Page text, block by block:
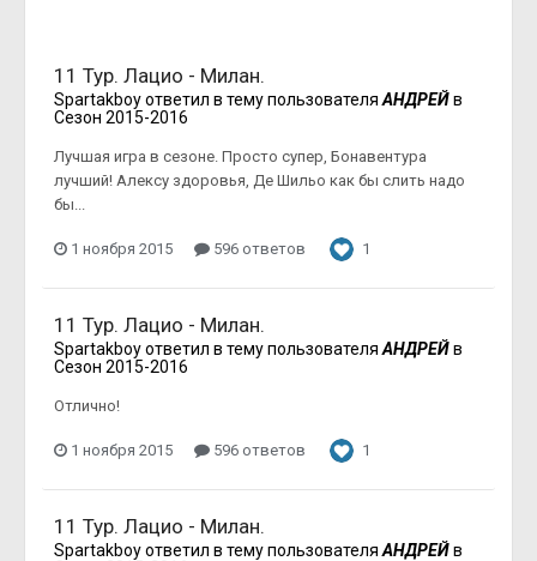
11 Тур. Лацио - Милан.
Spartakboyответил в тему пользователя АНДРЕЙв
Сезон 2015-2016
Лучшая игра в сезоне. Просто супер, Бонавентура
лучший! Алексу здоровья, Де Шильо как бы слить надо
бы...
1 ноября 2015 596 ответов 1
11 Тур. Лацио - Милан.
Spartakboyответил в тему пользователя АНДРЕЙв
Сезон 2015-2016
Отлично!
1 ноября 2015 596 ответов 1
11 Тур. Лацио - Милан.
Spartakboyответил в тему пользователя АНДРЕЙв